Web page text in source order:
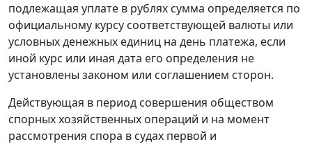
подлежащая уплате в рублях сумма определяется по
официальному курсу соответствующей валюты или
условных денежных единиц на день платежа, если
иной курс или иная дата его определения не
установлены законом или соглашением сторон.
Действующая в период совершения обществом
спорных хозяйственных операций и на момент
рассмотрения спора в судах первой и